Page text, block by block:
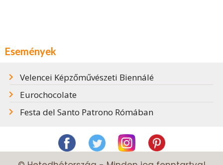
Események
Velencei Képzőművészeti Biennálé
Eurochocolate
Festa del Santo Patrono Rómában